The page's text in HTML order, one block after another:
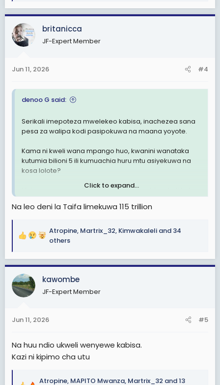
a
c
t
i
o
s
britanicca
JF-Expert Member
Jun 11, 2026 #4
denoo G said:
Serikali imepoteza mwelekeo kabisa, inachezea sana
pesa za walipa kodi pasipokuwa na maana yoyote.
Kama ni kweli wana mpango huo, kwanini wanataka
kutumia bilioni 5 ili kumuachia huru mtu asiyekuwa na
kosa lolote?
Hizi pesa wanazochezea hovyo namna hii wakati huko
moja na n'gombe, na shule zisizokuwa hata na
Click to expand...
Na leo deni la Taifa limekuwa 115 trillion
R
a
c
t
i
o
s
Atropine, Martrix_32, Kimwakaleli and 34
others
kawombe
JF-Expert Member
Jun 11, 2026 #5
Na huu ndio ukweli wenyewe kabisa.
Kazi ni kipimo cha utu
Atropine, MAPITO Mwanza, Martrix_32 and 13